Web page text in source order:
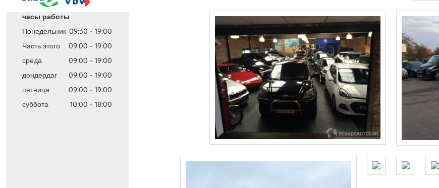
часы работы
Понедельник 09:30 - 19:00
Часть этого
09:00 - 19:00
среда
09:00 - 19:00
дондердаг
09:00 - 19:00
пятница
09:00 - 19:00
суббота
10:00 - 18:00